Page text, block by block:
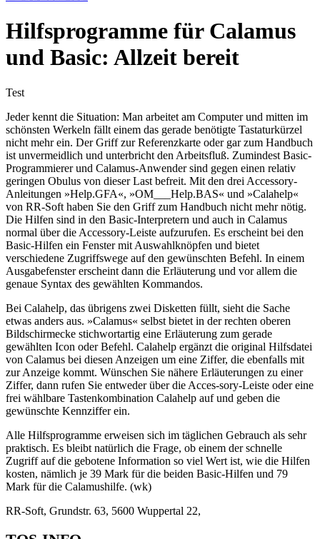
Hilfsprogramme für Calamus
und Basic: Allzeit bereit
Test
Jeder kennt die Situation: Man arbeitet am Computer und mitten im
schönsten Werkeln fällt einem das gerade benötigte Tastaturkürzel
nicht mehr ein. Der Griff zur Referenzkarte oder gar zum Handbuch
ist unvermeidlich und unterbricht den Arbeitsfluß. Zumindest Basic-
Programmierer und Calamus-Anwender sind gegen einen relativ
geringen Obulus von dieser Last befreit. Mit den drei Accessory-
Anleitungen »Help.GFA«, »OM___Help.BAS« und »Calahelp«
von RR-Soft haben Sie den Griff zum Handbuch nicht mehr nötig.
Die Hilfen sind in den Basic-Interpretern und auch in Calamus
normal über die Accessory-Leiste aufzurufen. Es erscheint bei den
Basic-Hilfen ein Fenster mit Auswahlknöpfen und bietet
verschiedene Zugriffswege auf den gewünschten Befehl. In einem
Ausgabefenster erscheint dann die Erläuterung und vor allem die
genaue Syntax des gewählten Kommandos.
Bei Calahelp, das übrigens zwei Disketten füllt, sieht die Sache
etwas anders aus. »Calamus« selbst bietet in der rechten oberen
Bildschirmecke stichwortartig eine Erläuterung zum gerade
gewählten Icon oder Befehl. Calahelp ergänzt die original Hilfsdatei
von Calamus bei diesen Anzeigen um eine Ziffer, die ebenfalls mit
zur Anzeige kommt. Wünschen Sie nähere Erläuterungen zu einer
Ziffer, dann rufen Sie entweder über die Acces-sory-Leiste oder eine
frei wählbare Tastenkombination Calahelp auf und geben die
gewünschte Kennziffer ein.
Alle Hilfsprogramme erweisen sich im täglichen Gebrauch als sehr
praktisch. Es bleibt natürlich die Frage, ob einem der schnelle
Zugriff auf die gebotene Information so viel Wert ist, wie die Hilfen
kosten, nämlich je 39 Mark für die beiden Basic-Hilfen und 79
Mark für die Calamushilfe. (wk)
RR-Soft, Grundstr. 63, 5600 Wuppertal 22,